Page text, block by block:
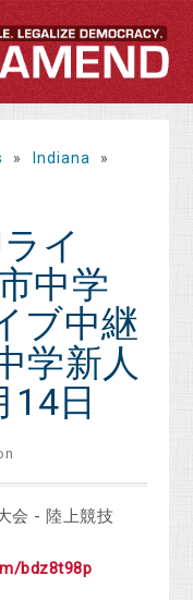
» Indiana
»
イ
中学
ブ中継
学新人
14日
会 - 陸上競技
bdz8t98p